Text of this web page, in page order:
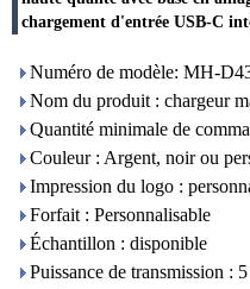
chargement d'entrée USB-C
Numéro de modèle: MH-
Nom du produit : chargeur
Quantité minimale de
Couleur : Argent, noir ou
Impression du logo :
Forfait : Personnalisable
Échantillon : disponible
Puissance de transmission :